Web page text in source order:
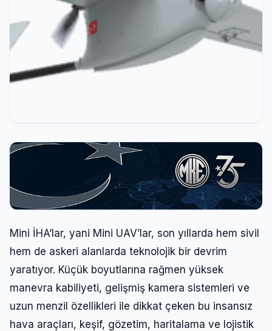
Mini İHA’lar, yani Mini UAV’lar, son yıllarda hem sivil
hem de askeri alanlarda teknolojik bir devrim
yaratıyor. Küçük boyutlarına rağmen yüksek
manevra kabiliyeti, gelişmiş kamera sistemleri ve
uzun menzil özellikleri ile dikkat çeken bu insansız
hava araçları, keşif, gözetim, haritalama ve lojistik